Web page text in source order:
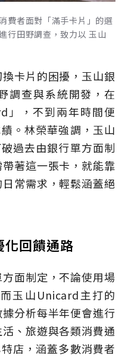
費者面對「滿手卡片」的選
行田野調查，致力以 玉山
卡片的困擾，玉山銀
調查與系統開發，在
」，不到兩年時間便
。林榮華強調，玉山
過去由銀行單方面制
著這一張卡，就能靠
常需求，輕鬆涵蓋絕
化回饋通路
面制定，不論使用場
玉山Unicard主打的
據分析每半年便會進行
、旅遊與各類消費通
店，涵蓋多數消費者